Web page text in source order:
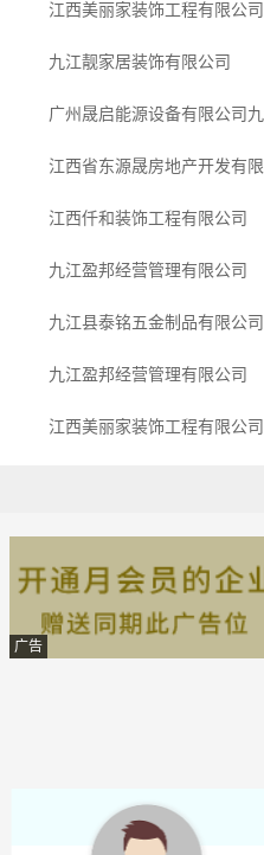
江西美丽家装饰工程有限公司
九江靓家居装饰有限公司
广州晟启能源设备有限公司
江西省东源晟房地产开发有限
江西仟和装饰工程有限公司
九江盈邦经营管理有限公司
九江县泰铭五金制品有限公司
九江盈邦经营管理有限公司
江西美丽家装饰工程有限公司
九江汇美装饰设计工程有限公
九江宝梁房地产开发有限责
九江鼎辉电力有限公司
广告